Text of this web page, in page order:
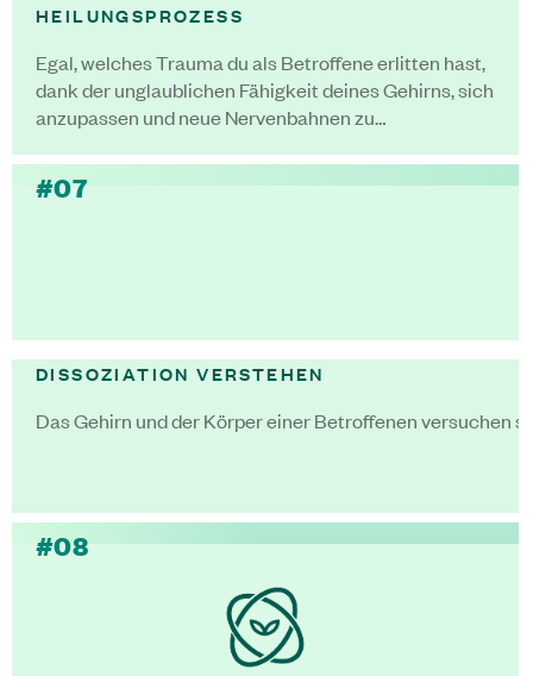
HEILUNGSPROZESS
Egal, welches Trauma du als Betroffene erlitten hast,
dank der unglaublichen Fähigkeit deines Gehirns, sich
anzupassen und neue Nervenbahnen zu…
#07
DISSOZIATION VERSTEHEN
Das Gehirn und der Körper einer Betroffenen versuchen
#08